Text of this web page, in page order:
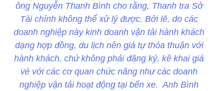
ông Nguyễn Thanh Bình cho rằng, Thanh tra Sở
Tài chính không thể xử lý được. Bởi lẽ, do các
doanh nghiệp này kinh doanh vận tải hành khách
dạng hợp đồng, du lịch nên giá tự thỏa thuận với
hành khách, chứ không phải đăng ký, kê khai giá
vé với các cơ quan chức năng như các doanh
nghiệp vận tải hoạt động tại bến xe. Anh Bình